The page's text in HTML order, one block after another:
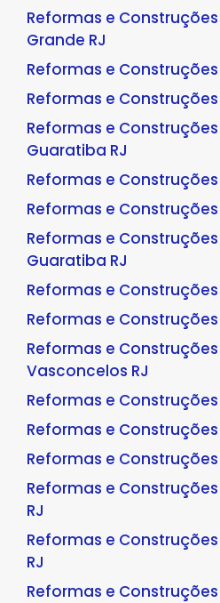
Reformas e
Grande RJ
Reformas e
Reformas e
Reformas e
Guaratiba RJ
Reformas e
Reformas e
Reformas e
Guaratiba RJ
Reformas e Construções
Reformas e
Reformas e
Vasconcelos RJ
Reformas e
Reformas e
Reformas e
Reformas e
RJ
Reformas e
RJ
Reformas e